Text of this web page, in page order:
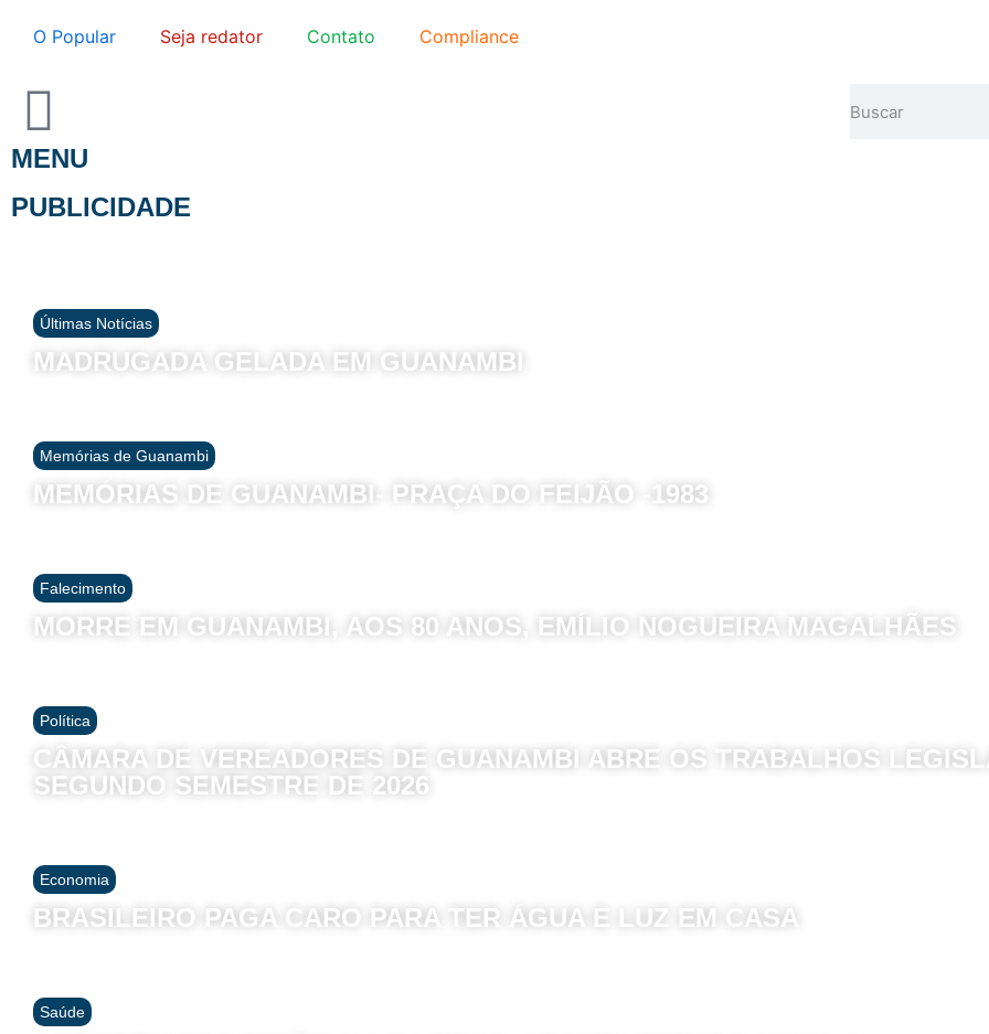
O Popular Seja redator Contato Compliance
MENU
PUBLICIDADE
Últimas Notícias
MADRUGADA GELADA EM GUANAMBI
Memórias de Guanambi
MEMÓRIAS DE GUANAMBI- PRAÇA DO FEIJÃO -1983
Falecimento
MORRE EM GUANAMBI, AOS 80 ANOS, EMÍLIO NOGUEIRA MAGALHÃES
Política
CÂMARA DE VEREADORES DE GUANAMBI ABRE OS TRABALHOS
SEGUNDO SEMESTRE DE 2026
Economia
BRASILEIRO PAGA CARO PARA TER ÁGUA E LUZ EM CASA
Saúde